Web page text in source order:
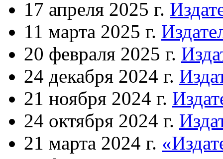
17 апреля 2025 г.
11 марта 2025 г.
20 февраля 2025 г.
24 декабря 2024 г.
21 ноября 2024 г.
24 октября 2024 г.
21 марта 2024 г.